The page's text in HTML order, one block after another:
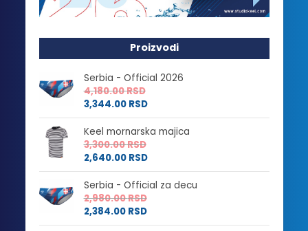
Proizvodi
Serbia - Official 2026
4,180.00RSD
3,344.00 RSD
Keel mornarska majica
3,300.00RSD
2,640.00 RSD
Serbia - Official za decu
2,980.00RSD
2,384.00 RSD